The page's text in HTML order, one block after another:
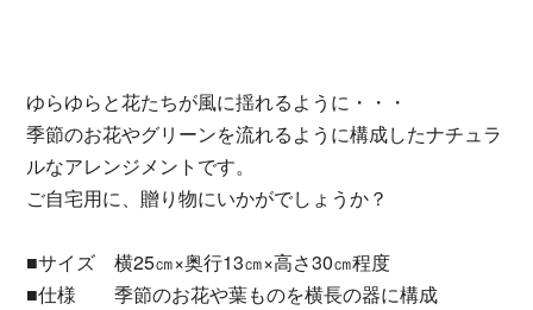
ゆらゆらと花たちが風に揺れるように・・・
季節のお花やグリーンを流れるように構成したナチュラ
ルなアレンジメントです。
ご自宅用に、贈り物にいかがでしょうか？
■サイズ 横25㎝×奥行13㎝×高さ30㎝程度
■仕様 季節のお花や葉ものを横長の器に構成